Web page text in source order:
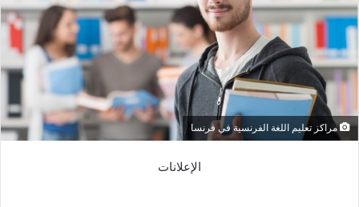
مراكز تعليم اللغة الفرنسية في فرنسا
الإعلانات